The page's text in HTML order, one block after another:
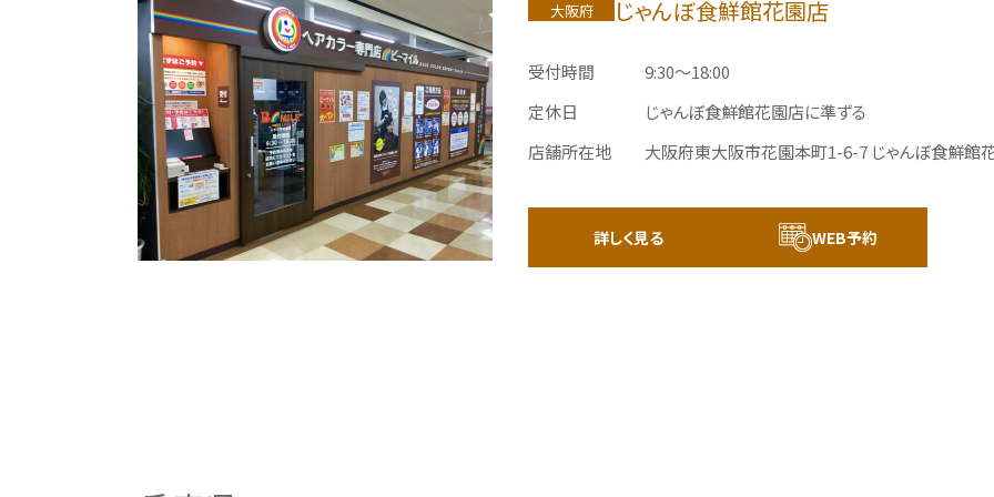
大阪府 じゃんぼ食鮮館花園店
受付時間
9:30～18:00
定休日
じゃんぼ食鮮館花園店に準ずる
店舗所在地
大阪府東大阪市花園本町1-6-7 じゃんぼ食鮮館
詳しく見る WEB予約